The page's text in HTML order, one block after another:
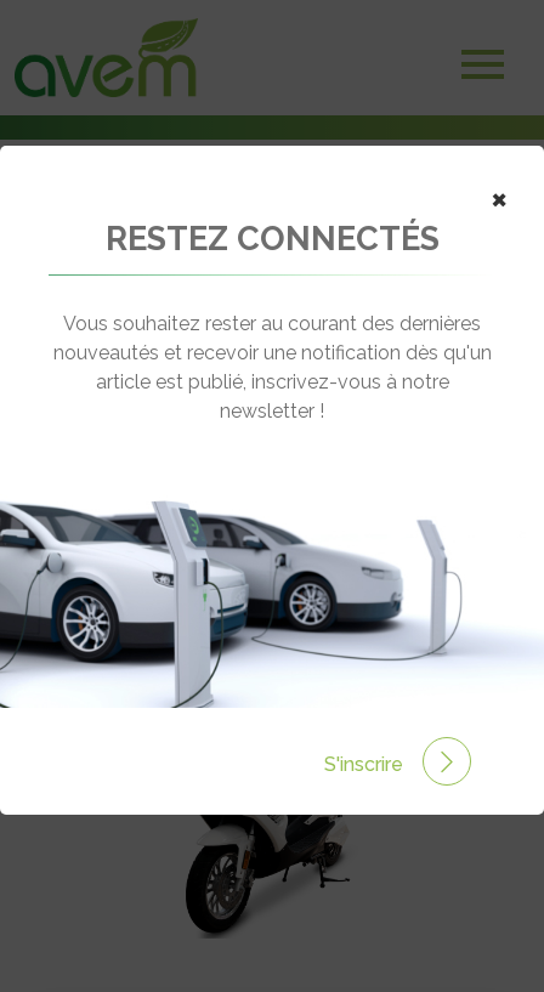
Deux-trois roues électriques
EASY-WATTS E-STOCK
[wppr_avg_rating id="41200"]
arrière
Autonomie :110 km
Prix :3349€
×
RESTEZ CONNECTÉS
Vous souhaitez rester au courant des dernières
nouveautés et recevoir une notification dès qu'un
article est publié, inscrivez-vous à notre
newsletter !
S'inscrire